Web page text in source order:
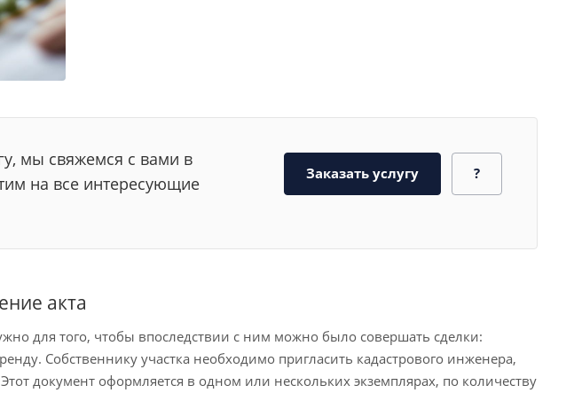
мы свяжемся с вами в
на все интересующие
Заказать услугу ?
акта
для того, чтобы впоследствии с ним можно было совершать сделки:
Собственнику участка необходимо пригласить кадастрового инженера,
документ оформляется в одном или нескольких экземплярах, по количеству